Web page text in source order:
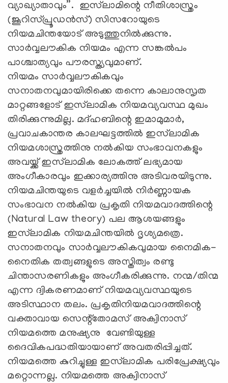
വ്യാഖ്യാതാവും”. ഇസ്‌ലാമിന്റെ നീതിശാസ്ത്രം
(ജൂറിസ്പ്രൂഡന്‍സ്) സിസറോയുടെ
നിയമചിന്തയോട് അടുത്തുനില്‍ക്കുന്നു.
സാര്‍വ്വലൗകിക നിയമം എന്ന സങ്കല്‍പം
പാശ്ചാത്യവും പൗരസ്ത്യവുമാണ്.
നിയമം സാര്‍വ്വലൗകികവും
സനാതനവുമായിരിക്കെ തന്നെ കാലാനുസൃത
മാറ്റങ്ങളോട് ഇസ്‌ലാമിക നിയമവ്യവസ്ഥ മുഖം
തിരിക്കുന്നുമില്ല. മദ്ഹബിന്റെ ഇമാമുമാര്‍,
പ്രവാചകാന്തര കാലഘട്ടത്തില്‍ ഇസ്‌ലാമിക
നിയമശാസ്ത്രത്തിനു നല്‍കിയ സംഭാവനകളും
അവയ്ക്ക് ഇസ്‌ലാമിക ലോകത്ത് ലഭ്യമായ
അംഗീകാരവും ഇക്കാര്യത്തിനു അടിവരയിടുന്നു.
നിയമചിന്തയുടെ വളര്‍ച്ചയില്‍ നിര്‍ണ്ണായക
സംഭാവന നല്‍കിയ പ്രകൃതി നിയമവാദത്തിന്റെ
(Natural Law theory) പല ആശയങ്ങളും
ഇസ്‌ലാമിക നിയമചിന്തയില്‍ ദൃശ്യമത്രെ.
സനാതനവും സാര്‍വ്വലൗകികവുമായ നൈമിക-
നൈതിക തത്വങ്ങളുടെ അസ്തിത്വം രണ്ടു
ചിന്താസരണികളും അംഗീകരിക്കുന്നു. നന്മ/തിന്മ
എന്ന ദ്വികരണമാണ് നിയമവ്യവസ്ഥയുടെ
അടിസ്ഥാന തലം. പ്രകൃതിനിയമവാദത്തിന്റെ
വക്താവായ സെന്റ്‌തോമസ് അക്വിനാസ്
നിയമത്തെ മനുഷ്യനു വേണ്ടിയുള്ള
ദൈവികപദ്ധതിയായാണ് അവതരിപ്പിച്ചത്.
നിയമത്തെ കുറിച്ചുള്ള ഇസ്‌ലാമിക പരിപ്രേക്ഷ്യവും
മറ്റൊന്നല്ല. നിയമത്തെ അക്വിനാസ്